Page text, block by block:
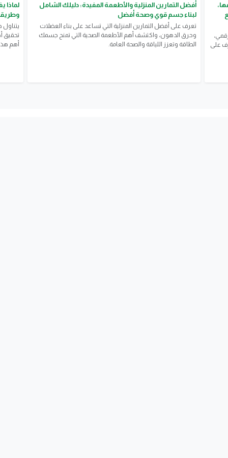
على
أفضل التمارين المنزلية والأطعمة المفيدة: دليلك الشامل
لبناء جسم قوي وصحة أفضل
تعرف على أفضل التمارين المنزلية التي تساعد على بناء العضلات
وحرق الدهون، واكتشف أهم الأطعمة الصحية التي تمنح جسمك
الطاقة وتعزز اللياقة والصحة العامة.
لماذا
يتناول
تحقيق
أهم